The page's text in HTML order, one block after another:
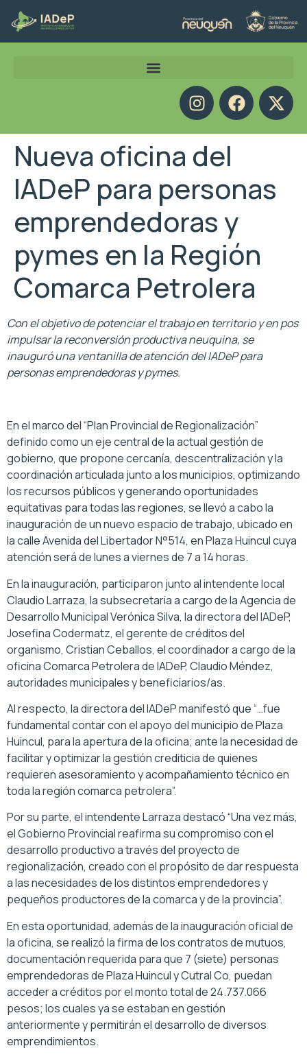
Nueva oficina del
IADeP para personas
emprendedoras y
pymes en la Región
Comarca Petrolera
Con el objetivo de potenciar el trabajo en territorio y en pos
impulsar la reconversión productiva neuquina, se
inauguró una ventanilla de atención del IADeP para
personas emprendedoras y pymes.
En el marco del “Plan Provincial de Regionalización”
definido como un eje central de la actual gestión de
gobierno, que propone cercanía, descentralización y la
coordinación articulada junto a los municipios, optimizando
los recursos públicos y generando oportunidades
equitativas para todas las regiones, se llevó a cabo la
inauguración de un nuevo espacio de trabajo, ubicado en
la calle Avenida del Libertador N°514, en Plaza Huincul cuya
atención será de lunes a viernes de 7 a 14 horas.
En la inauguración, participaron junto al intendente local
Claudio Larraza, la subsecretaria a cargo de la Agencia de
Desarrollo Municipal Verónica Silva, la directora del IADeP,
Josefina Codermatz, el gerente de créditos del
organismo, Cristian Ceballos, el coordinador a cargo de la
oficina Comarca Petrolera de IADeP, Claudio Méndez,
autoridades municipales y beneficiarios/as.
Al respecto, la directora del IADeP manifestó que “…fue
fundamental contar con el apoyo del municipio de Plaza
Huincul, para la apertura de la oficina; ante la necesidad de
facilitar y optimizar la gestión crediticia de quienes
requieren asesoramiento y acompañamiento técnico en
toda la región comarca petrolera”.
Por su parte, el intendente Larraza destacó “Una vez más,
el Gobierno Provincial reafirma su compromiso con el
desarrollo productivo a través del proyecto de
regionalización, creado con el propósito de dar respuesta
a las necesidades de los distintos emprendedores y
pequeños productores de la comarca y de la provincia”.
En esta oportunidad, además de la inauguración oficial de
la oficina, se realizó la firma de los contratos de mutuos,
documentación requerida para que 7 (siete) personas
emprendedoras de Plaza Huincul y Cutral Co, puedan
acceder a créditos por el monto total de 24.737.066
pesos; los cuales ya se estaban en gestión
anteriormente y permitirán el desarrollo de diversos
emprendimientos.